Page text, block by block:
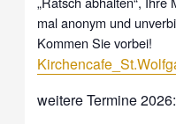
mal anonym und
Kommen Sie vorbei!
weitere Termine 2026: